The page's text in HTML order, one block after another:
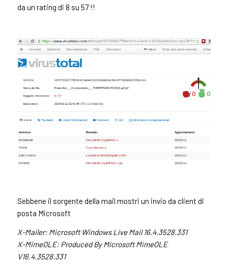
da un rating di 8 su 57 !!
Sebbene il sorgente della mail mostri un invio da client di
posta Microsoft
X-Mailer: Microsoft Windows Live Mail 16.4.3528.331
X-MimeOLE: Produced By Microsoft MimeOLE
V16.4.3528.331